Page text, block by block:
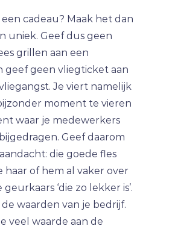
een cadeau? Maak het dan
uniek. Geef dus geen
grillen aan een
geef geen vliegticket aan
Je viert namelijk
moment te vieren
waar je medewerkers
Geef daarom
die goede fles
haar of hem al vaker over
‘die zo lekker is’.
waarden van je bedrijf.
veel waarde aan de